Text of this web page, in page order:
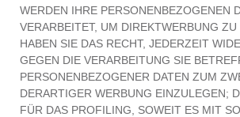
WERDEN IHRE PERSONENBEZOGENEN
VERARBEITET, UM DIREKTWERBUNG
HABEN SIE DAS RECHT, JEDERZEIT
GEGEN DIE VERARBEITUNG SIE
PERSONENBEZOGENER DATEN ZUM
DERARTIGER WERBUNG EINZULEGEN;
FÜR DAS PROFILING, SOWEIT ES MIT